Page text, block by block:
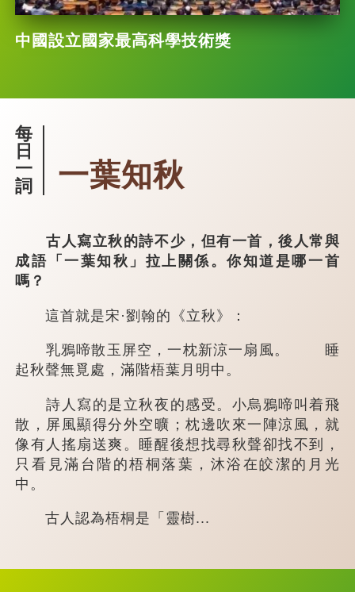
中國設立國家最高科學技術獎
每
日
一
詞
一葉知秋
古人寫立秋的詩不少，但有一首，後人常與
成語「一葉知秋」拉上關係。你知道是哪一首
嗎？
這首就是宋·劉翰的《立秋》：
乳鴉啼散玉屏空，一枕新涼一扇風。 睡
起秋聲無覓處，滿階梧葉月明中。
詩人寫的是立秋夜的感受。小烏鴉啼叫着飛
散，屏風顯得分外空曠；枕邊吹來一陣涼風，就
像有人搖扇送爽。睡醒後想找尋秋聲卻找不到，
只看見滿台階的梧桐落葉，沐浴在皎潔的月光
中。
古人認為梧桐是「靈樹...